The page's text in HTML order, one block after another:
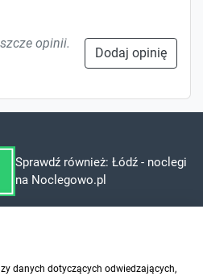
opinii.
Dodaj opinię
Sprawdź również: Łódź - noclegi
na Noclegowo.pl
danych dotyczących odwiedzających,